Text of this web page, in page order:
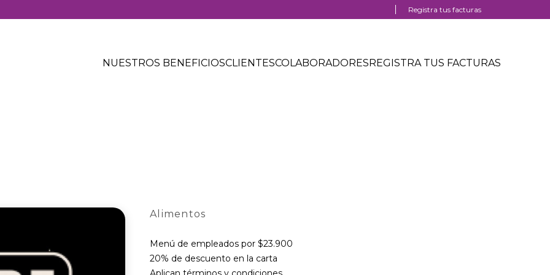
Registra tus facturas
ti
NUESTROS BENEFICIOSCLIENTESCOLABORADORESREGISTRA TUS FACTURAS
Alimentos
Menú de empleados por $23.900
20% de descuento en la carta